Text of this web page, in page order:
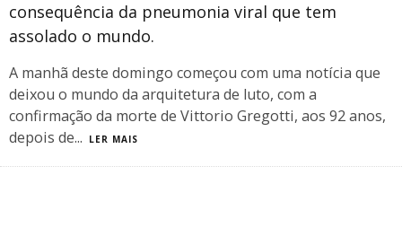
consequência da pneumonia viral que tem
assolado o mundo.
A manhã deste domingo começou com uma notícia que
deixou o mundo da arquitetura de luto, com a
confirmação da morte de Vittorio Gregotti, aos 92 anos,
depois de... LER MAIS